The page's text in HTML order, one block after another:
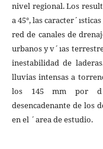
nivel regional. Los
a 45°, las
red de canales de
urbanos y v´ıas
inestabilidad de
lluvias intensas a
los 145 mm por
desencadenante de los
en el ´area de estudio.